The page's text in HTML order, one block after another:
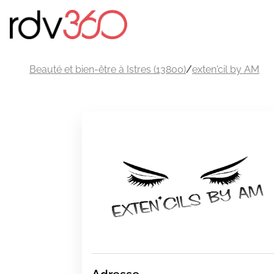
Beauté et bien-être à Istres (13800)/exten'cil by AM